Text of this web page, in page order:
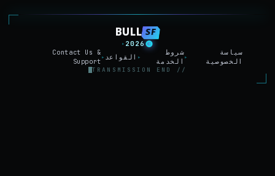
BULLSF
2026
▸
سياسة
الخصوصية
▸
شروط
الخدمة
▸ القواعد ▸
Contact Us &
Support
// TRANSMISSION END